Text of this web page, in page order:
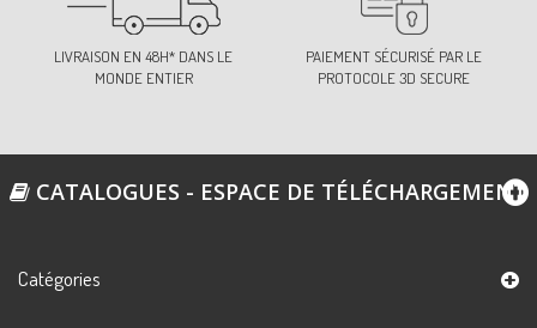
LIVRAISON EN 48H* DANS LE
MONDE ENTIER
PAIEMENT SÉCURISÉ PAR LE
PROTOCOLE 3D SECURE
CATALOGUES - ESPACE DE TÉLÉCHARGEMENT
Catégories